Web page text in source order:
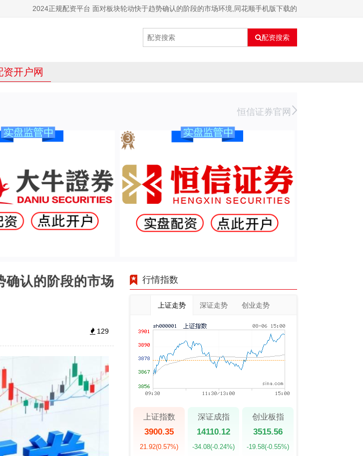
2024正规配资平台 面对板块轮动快于趋势确认的阶段的市场环境,同花顺手机版下载的
配资搜索
资开户网
恒信证券官网
确认的阶段的市场
129
行情指数
上证走势 深证走势 创业走势
上证指数
3900.35
21.92(0.57%)
深证成指
14110.12
-34.08(-0.24%)
创业板指
3515.56
-19.58(-0.55%)